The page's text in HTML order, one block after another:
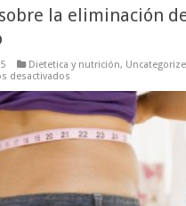
la eliminación
Dietetica y nutrición,
desactivados
bulos
sobre
eliminación